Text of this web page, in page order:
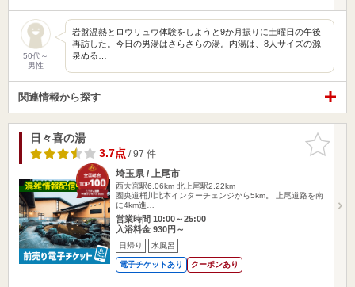
50代～
男性
岩盤温熱とロウリュウ体験をしようと9か月振りに土曜日の午後
再訪した。今日の男湯はさらさらの湯。内湯は、8人サイズの源
泉ぬる…
関連情報から探す
お気に入
りに追加
日々喜の湯
3.7点/ 97 件
埼玉県 / 上尾市
西大宮駅6.06km 北上尾駅2.22km
圏央道桶川北本インターチェンジから5km。 上尾道路を南
に4km進…
営業時間 10:00～25:00
入浴料金 930円～
日帰り 水風呂
電子チケットあり クーポンあり